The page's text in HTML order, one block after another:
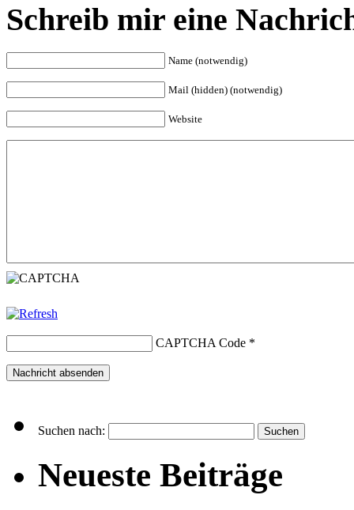
Schreib mir eine
Name (notwendig)
Mail (hidden) (notwendig)
Website
CAPTCHA Code *
Suchen nach:
Neueste Beiträge